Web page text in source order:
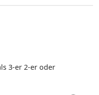
3-er 2-er oder